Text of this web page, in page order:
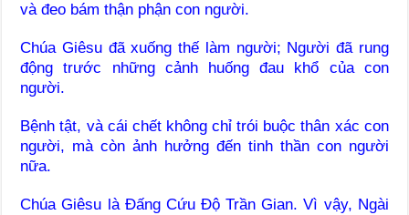
và đeo bám thận phận con người.
Chúa Giêsu đã xuống thế làm người; Người đã rung
động trước những cảnh huống đau khổ của con
người.
Bệnh tật, và cái chết không chỉ trói buộc thân xác con
người, mà còn ảnh hưởng đến tinh thần con người
nữa.
Chúa Giêsu là Ðấng Cứu Ðộ Trần Gian. Vì vậy, Ngài